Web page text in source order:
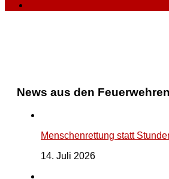
News aus den Feuerwehren
Menschenrettung statt
14. Juli 2026